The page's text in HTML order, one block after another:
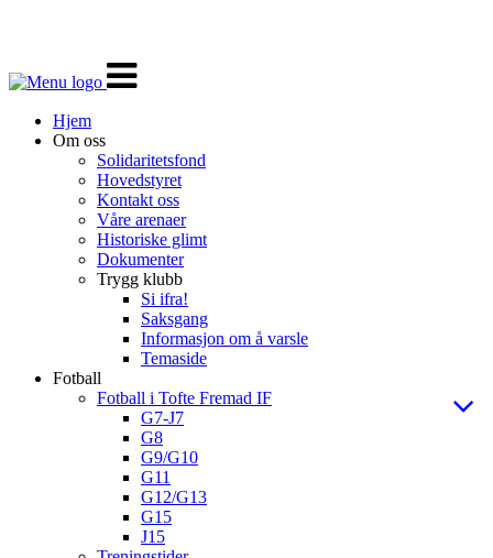
Veksle
navigasjon
Hjem
Om oss
Solidaritetsfond
Hovedstyret
Kontakt oss
Våre arenaer
Historiske glimt
Dokumenter
Trygg klubb
Si ifra!
Saksgang
Informasjon om å varsle
Temaside
Fotball
Fotball i Tofte Fremad IF
G7-J7
G8
G9/G10
G11
G12/G13
G15
J15